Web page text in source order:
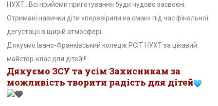
НУХТ . Всі прийоми приготування буди чудово засвоєні.
Отримані навички діти «перевірили на смак» під час фінальної
дегустації в щирій атмосфері.
Дякуємо Івано-Франківський коледж РСіТ НУХТ за цікавий
майстер-клас для дітей!!!
Дякуємо ЗСУ та усім Захисникам за
можливість творити радість для дітей